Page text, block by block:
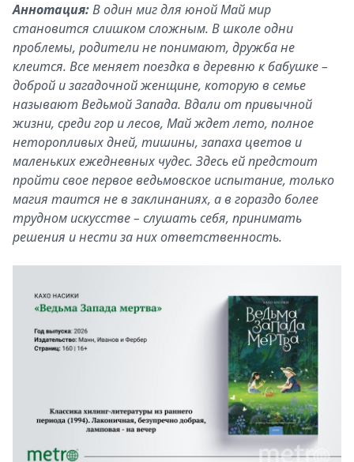
Аннотация:В один миг для юной Май мир
становится слишком сложным. В школе одни
проблемы, родители не понимают, дружба не
клеится. Все меняет поездка в деревню к бабушке –
доброй и загадочной женщине, которую в семье
называют Ведьмой Запада. Вдали от привычной
жизни, среди гор и лесов, Май ждет лето, полное
неторопливых дней, тишины, запаха цветов и
маленьких ежедневных чудес. Здесь ей предстоит
пройти свое первое ведьмовское испытание, только
магия таится не в заклинаниях, а в гораздо более
трудном искусстве – слушать себя, принимать
решения и нести за них ответственность.